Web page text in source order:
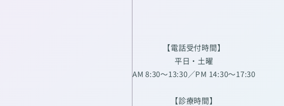
【電話受付時間】
平日・土曜
AM 8:30～13:30／PM 14:30～17:30
【診療時間】